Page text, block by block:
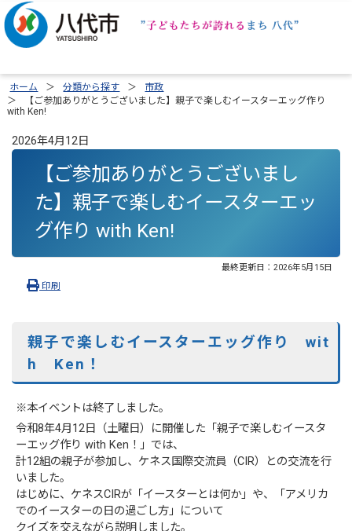
ホーム 分類から探す
市政
【ご参加ありがとうございました】親子で楽しむイースターエッグ作り
with Ken!
2026年4月12日
【ご参加ありがとうございまし
た】親子で楽しむイースターエッ
グ作り with Ken!
最終更新日： 2026年5月15日
印刷
親子で楽しむイースターエッグ作り wit
h Ken！
※本イベントは終了しました。
令和8年4月12日（土曜日）に開催した「親子で楽しむイースタ
ーエッグ作り with Ken！」では、
計12組の親子が参加し、ケネス国際交流員（CIR）との交流を行
いました。
はじめに、ケネスCIRが「イースターとは何か」や、「アメリカ
でのイースターの日の過ごし方」について
クイズを交えながら説明しました。